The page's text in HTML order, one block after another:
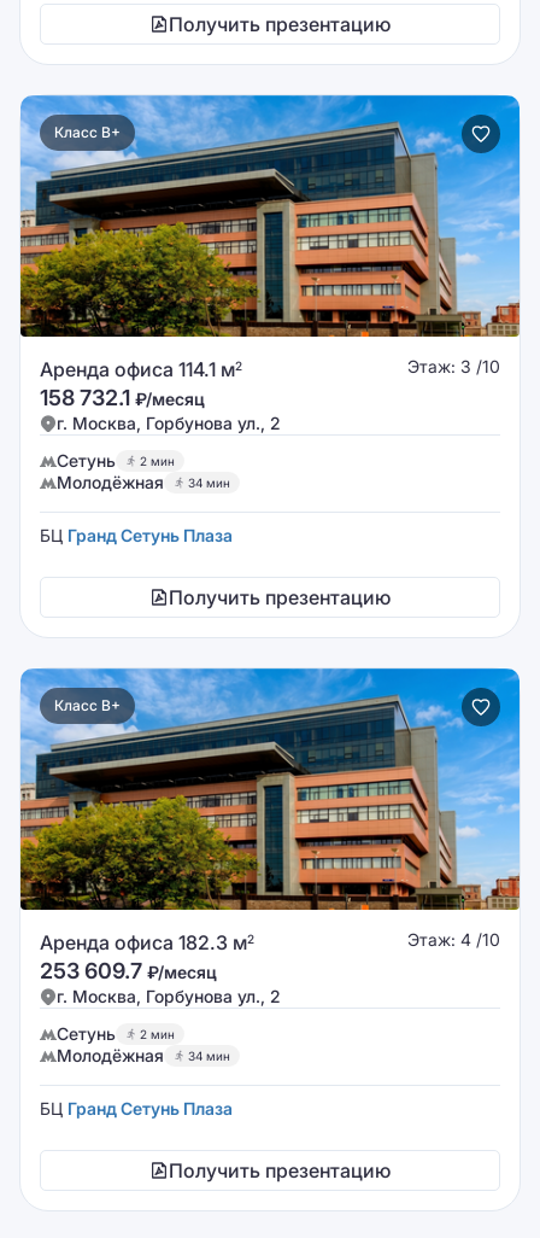
Получить презентацию
Класс B+
Аренда офиса 114.1 м2 Этаж: 3 /10
158 732.1 ₽/месяц
г. Москва, Горбунова ул., 2
Сетунь
2 мин
Молодёжная 34 мин
БЦ Гранд Сетунь Плаза
Получить презентацию
Класс B+
Аренда офиса 182.3 м2 Этаж: 4 /10
253 609.7 ₽/месяц
г. Москва, Горбунова ул., 2
Сетунь
2 мин
Молодёжная 34 мин
БЦ Гранд Сетунь Плаза
Получить презентацию